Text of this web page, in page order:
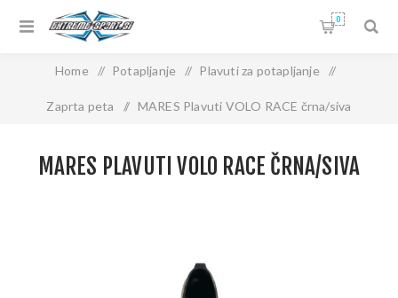
0
Home / Potapljanje / Plavuti za potapljanje /
Zaprta peta / MARES Plavuti VOLO RACE črna/siva
MARES PLAVUTI VOLO RACE ČRNA/SIVA